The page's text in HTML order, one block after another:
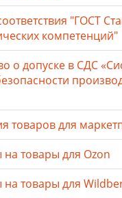
"ГОСТ
компетенций"
о допуске в СДС
товаров для
на товары для Ozon
на товары для